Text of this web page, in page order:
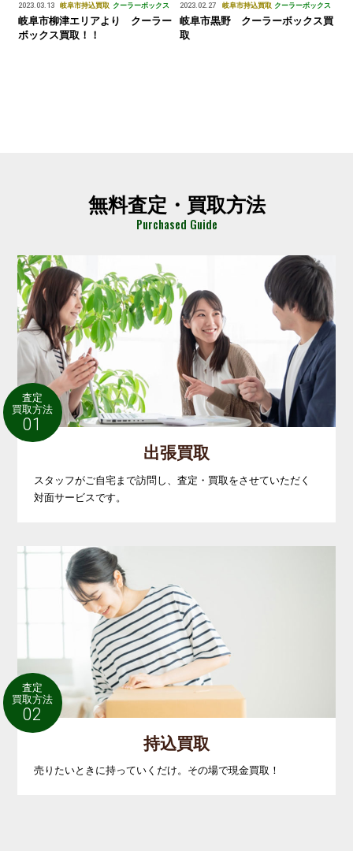
2023.03.13 岐阜市持込買取 クーラーボックス
岐阜市柳津エリアより クーラー
ボックス買取！！
2023.02.27 岐阜市持込買取 クーラーボックス
岐阜市黒野 クーラーボックス買
取
無料査定・買取方法
Purchased Guide
査定
買取方法
01
出張買取
スタッフがご自宅まで訪問し、査定・買取をさせていただく
対面サービスです。
査定
買取方法
02
持込買取
売りたいときに持っていくだけ。その場で現金買取！